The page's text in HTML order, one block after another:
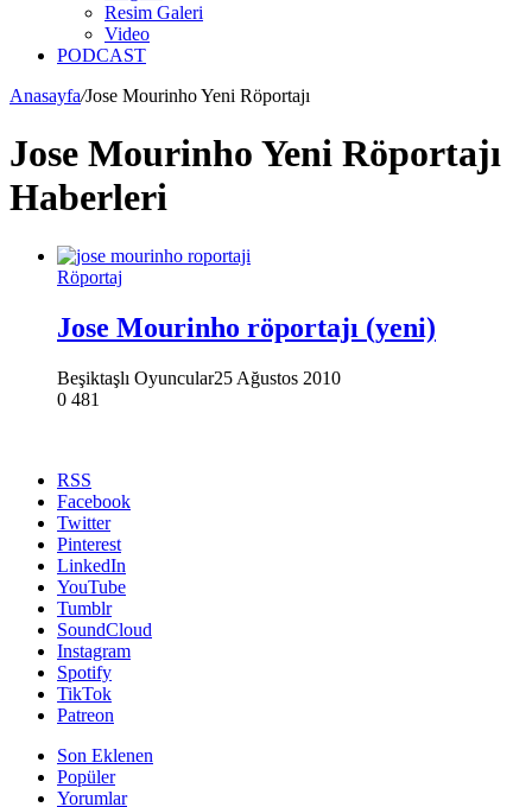
Resim Galeri
Video
PODCAST
Anasayfa/Jose Mourinho Yeni Röportajı
Jose Mourinho Yeni Röportajı
Haberleri
Röportaj
Jose Mourinho röportajı (yeni)
Beşiktaşlı Oyuncular25 Ağustos 2010
0 481
RSS
Facebook
Twitter
Pinterest
LinkedIn
YouTube
Tumblr
SoundCloud
Instagram
Spotify
TikTok
Patreon
Son Eklenen
Popüler
Yorumlar